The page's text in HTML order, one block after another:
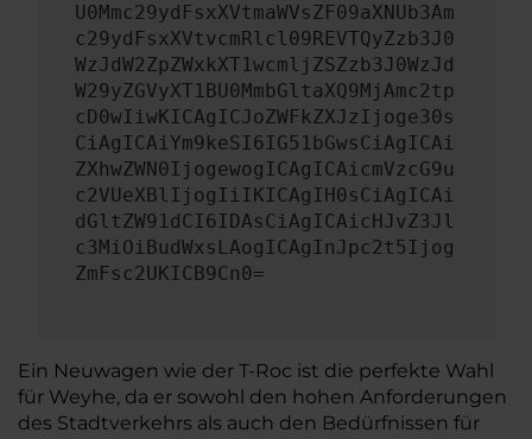
U0Mmc29ydFsxXVtmaWVsZF09aXNUb3Am
c29ydFsxXVtvcmRlcl09REVTQyZzb3J0
WzJdW2ZpZWxkXT1wcmljZSZzb3J0WzJd
W29yZGVyXT1BU0MmbGltaXQ9MjAmc2tp
cD0wIiwKICAgICJoZWFkZXJzIjoge30s
CiAgICAiYm9keSI6IG51bGwsCiAgICAi
ZXhwZWN0IjogewogICAgICAicmVzcG9u
c2VUeXBlIjogIiIKICAgIH0sCiAgICAi
dGltZW91dCI6IDAsCiAgICAicHJvZ3Jl
c3MiOiBudWxsLAogICAgInJpc2t5Ijog
ZmFsc2UKICB9Cn0=
Ein Neuwagen wie der T-Roc ist die perfekte Wahl
für Weyhe, da er sowohl den hohen Anforderungen
des Stadtverkehrs als auch den Bedürfnissen für